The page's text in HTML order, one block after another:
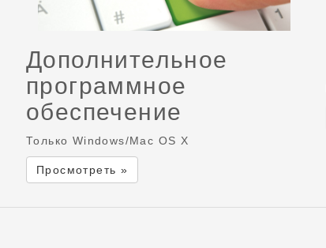
Дополнительное
программное
обеспечение
Только Windows/Mac OS X
Просмотреть »